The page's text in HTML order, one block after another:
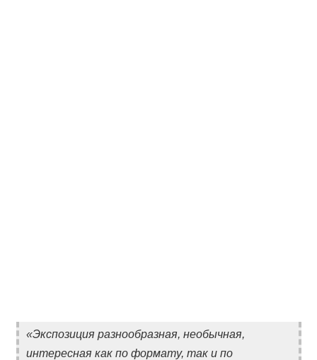
«Экспозиция разнообразная, необычная,
интересная как по формату, так и по